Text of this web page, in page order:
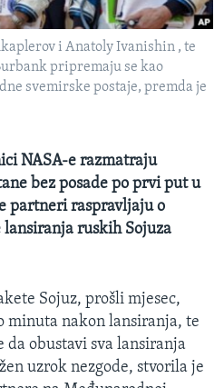
i Anatoly Ivanishin , te
pripremaju se kao
svemirske postaje, premda je
NASA-e razmatraju
bez posade po prvi put u
partneri raspravljaju o
lansiranja ruskih Sojuza
Sojuz, prošli mjesec,
minuta nakon lansiranja, te
da obustavi sva lansiranja
uzrok nezgode, stvorila je